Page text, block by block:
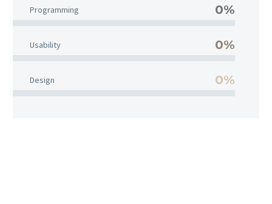
Programming 0%
Usability 0%
Design 0%